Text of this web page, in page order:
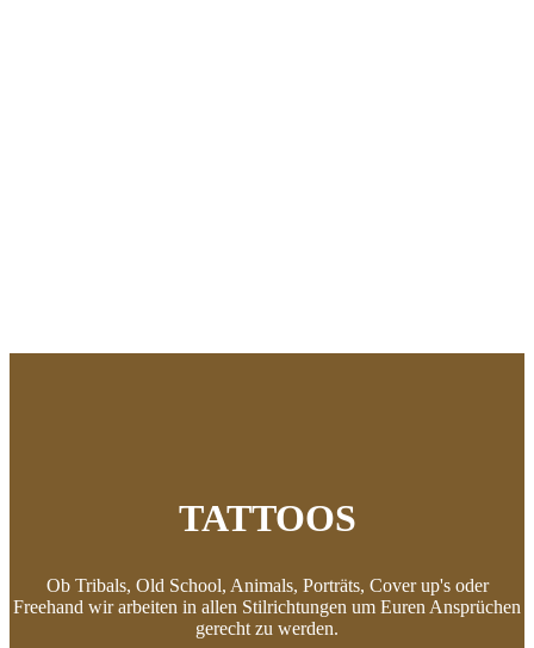
TATTOOS
Ob Tribals, Old School, Animals, Porträts, Cover up's oder
Freehand wir arbeiten in allen Stilrichtungen um Euren Ansprüchen
gerecht zu werden.